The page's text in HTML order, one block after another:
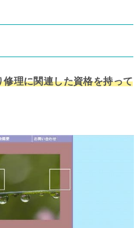
理に関連した資格を持って